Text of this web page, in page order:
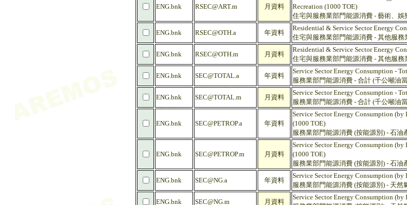
ENG.bnk RSEC@ART.m 月資料
Recreation (1000 TOE)
住宅與服務業部門能源消費 - 藝術、
ENG.bnk RSEC@OTH.a 年資料
Residential & Service Sector Energy
住宅與服務業部門能源消費 - 其他服務
ENG.bnk RSEC@OTH.m 月資料
Residential & Service Sector Energy
住宅與服務業部門能源消費 - 其他服務
ENG.bnk SEC@TOTAL.a 年資料
Service Sector Energy Consumption -
服務業部門能源消費 - 合計 (千公噸油
ENG.bnk SEC@TOTAL.m 月資料
Service Sector Energy Consumption -
服務業部門能源消費 - 合計 (千公噸油
ENG.bnk SEC@PETROP.a 年資料
Service Sector Energy Consumption (by
(1000 TOE)
服務業部門能源消費 (按能源別) - 石油
ENG.bnk SEC@PETROP.m 月資料
Service Sector Energy Consumption (by
(1000 TOE)
服務業部門能源消費 (按能源別) - 石油
ENG.bnk SEC@NG.a 年資料
Service Sector Energy Consumption (by
服務業部門能源消費 (按能源別) - 天然
ENG.bnk SEC@NG.m 月資料
Service Sector Energy Consumption (by